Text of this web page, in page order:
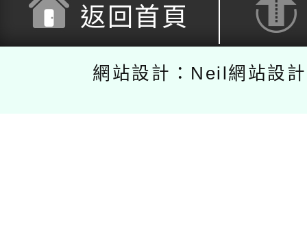
返回首頁
網站設計：Neil網站設